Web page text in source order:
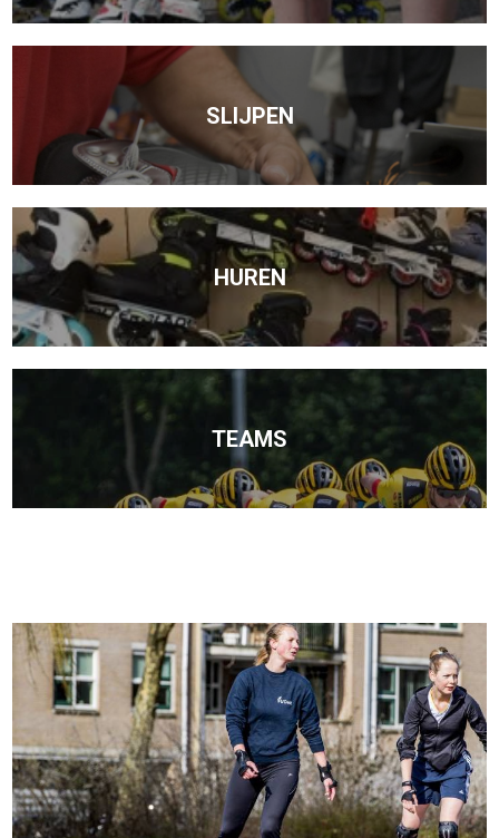
SLIJPEN
HUREN
TEAMS